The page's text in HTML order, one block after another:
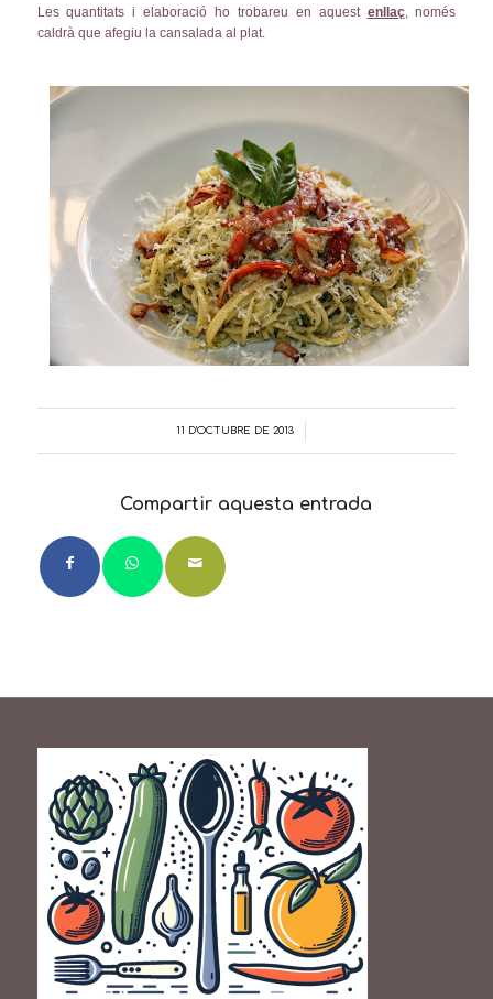
Les quantitats i elaboració ho trobareu en aquest enllaç, només
caldrà que afegiu la cansalada al plat.
11 D'OCTUBRE DE 2013
/
Compartir aquesta entrada